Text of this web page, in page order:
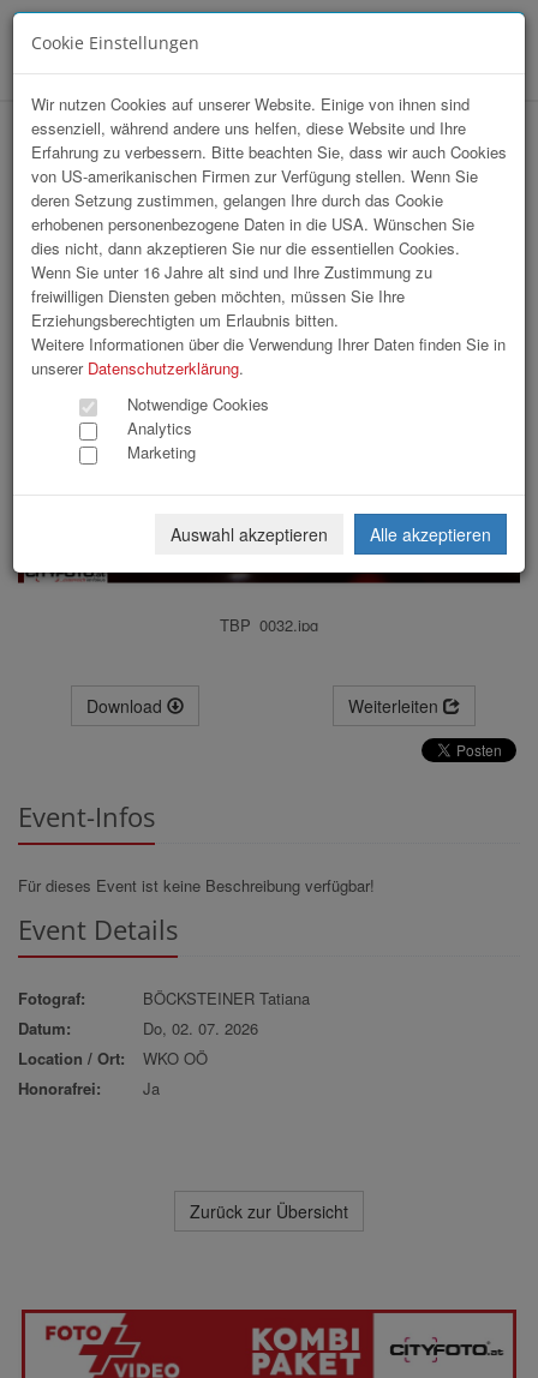
Branchentag G'sundheitshandwerker
2026
TBP_0032.jpg
Download Weiterleiten
Event-Infos
Für dieses Event ist keine Beschreibung verfügbar!
Event Details
Fotograf:
BÖCKSTEINER Tatiana
Datum:
Do, 02. 07. 2026
Location / Ort:
WKO OÖ
Honorafrei:
Ja
Zurück zur Übersicht
Cookie Einstellungen
Wir nutzen Cookies auf unserer Website. Einige von ihnen sind
essenziell, während andere uns helfen, diese Website und Ihre
Erfahrung zu verbessern. Bitte beachten Sie, dass wir auch Cookies
von US-amerikanischen Firmen zur Verfügung stellen. Wenn Sie
deren Setzung zustimmen, gelangen Ihre durch das Cookie
erhobenen personenbezogene Daten in die USA. Wünschen Sie
dies nicht, dann akzeptieren Sie nur die essentiellen Cookies.
Wenn Sie unter 16 Jahre alt sind und Ihre Zustimmung zu
freiwilligen Diensten geben möchten, müssen Sie Ihre
Erziehungsberechtigten um Erlaubnis bitten.
Weitere Informationen über die Verwendung Ihrer Daten finden Sie in
unserer Datenschutzerklärung.
Notwendige Cookies
Analytics
Marketing
Auswahl akzeptieren Alle akzeptieren